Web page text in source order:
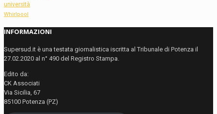
università
Whirlpool
INFORMAZIONI
Supersud.it è una testata giornalistica iscritta al Tribunale di Potenza il
27.02.2020 al n° 490 del Registro Stampa.
Edito da:
CK Associati
Via Sicilia, 67
85100 Potenza (PZ)